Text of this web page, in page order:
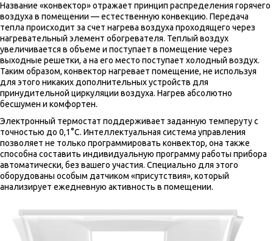
Название «конвектор» отражает принцип распределения горячего
воздуха в помещении — естественную конвекцию. Передача
тепла происходит за счет нагрева воздуха проходящего через
нагревательный элемент обогревателя. Теплый воздух
увеличивается в объеме и поступает в помещение через
выходные решетки, а на его место поступает холодный воздух.
Таким образом, конвектор нагревает помещение, не используя
для этого никаких дополнительных устройств для
принудительной циркуляции воздуха. Нагрев абсолютно
бесшумен и комфортен.
Электронный термостат поддерживает заданную темперуту с
точностью до 0,1°C. Интеллектуальная система управления
позволяет не только программировать конвектор, она также
способна составить индивидуальную программу работы прибора
автоматически, без вашего участия. Специально для этого
оборудованы особым датчиком «присутствия», который
анализирует ежедневную активность в помещении.